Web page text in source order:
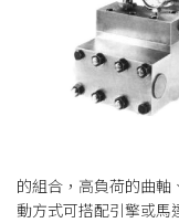
的組合，高負荷的曲軸
動方式可搭配引擎或馬